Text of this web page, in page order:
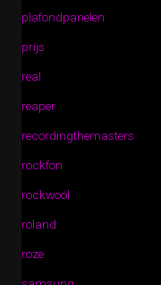
plafondpanelen
prijs
real
reaper
recordingthemasters
rockfon
rockwool
roland
roze